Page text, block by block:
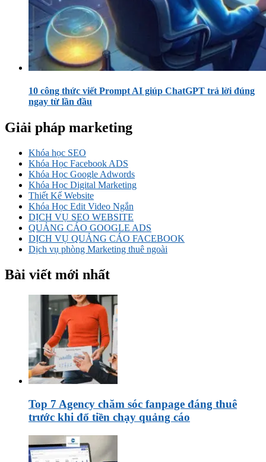
10 công thức viết Prompt AI giúp ChatGPT trả lời đúng
ngay từ lần đầu
Giải pháp marketing
Khóa học SEO
Khóa Học Facebook ADS
Khóa Học Google Adwords
Khóa Học Digital Marketing
Thiết Kế Website
Khóa Học Edit Video Ngắn
DỊCH VỤ SEO WEBSITE
QUẢNG CÁO GOOGLE ADS
DỊCH VỤ QUẢNG CÁO FACEBOOK
Dịch vụ phòng Marketing thuê ngoài
Bài viết mới nhất
Top 7 Agency chăm sóc fanpage đáng thuê
trước khi đổ tiền chạy quảng cáo